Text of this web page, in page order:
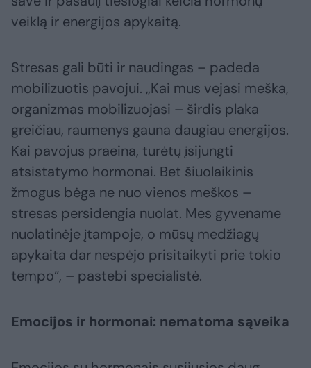
veiklą ir energijos apykaitą.
Stresas gali būti ir naudingas – padeda
mobilizuotis pavojui. „Kai mus vejasi meška,
organizmas mobilizuojasi – širdis plaka
greičiau, raumenys gauna daugiau energijos.
Kai pavojus praeina, turėtų įsijungti
atsistatymo hormonai. Bet šiuolaikinis
žmogus bėga ne nuo vienos meškos –
stresas persidengia nuolat. Mes gyvename
nuolatinėje įtampoje, o mūsų medžiagų
apykaita dar nespėjo prisitaikyti prie tokio
tempo“, – pastebi specialistė.
Emocijos ir hormonai: nematoma sąveika